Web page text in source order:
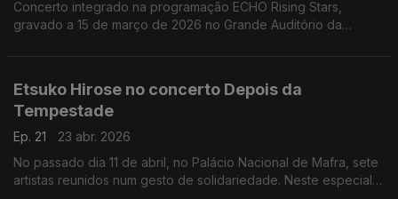
Concerto integrado na programação ECHO Rising Stars,
gravado a 15 de março de 2026 no Grande Auditório da
Etsuko Hirose no concerto Depois da
Tempestade
Ep. 21
23 abr. 2026
No passado dia 11 de abril, no Palácio Nacional de Mafra, sete
artistas reunidos num gesto de solidariedade. Neste especial